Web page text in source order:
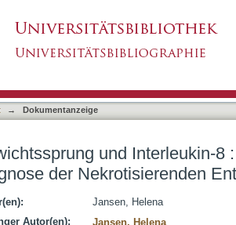
8 : prädiktive Kombination
→ Dokumentanzeige
und Interleukin-8
der Nekrotisierenden
Jansen, Helena
Autor(en):
Jansen, Helena